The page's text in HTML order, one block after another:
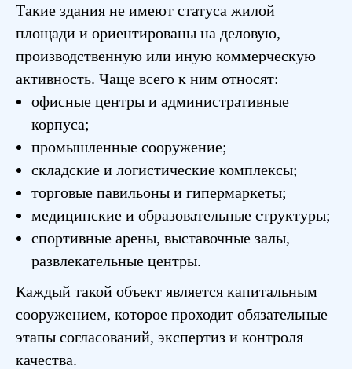
Такие здания не имеют статуса жилой
площади и ориентированы на деловую,
производственную или иную коммерческую
активность. Чаще всего к ним относят:
офисные центры и административные
корпуса;
промышленные сооружение;
складские и логистические комплексы;
торговые павильоны и гипермаркеты;
медицинские и образовательные структуры;
спортивные арены, выставочные залы,
развлекательные центры.
Каждый такой объект является капитальным
сооружением, которое проходит обязательные
этапы согласований, экспертиз и контроля
качества.